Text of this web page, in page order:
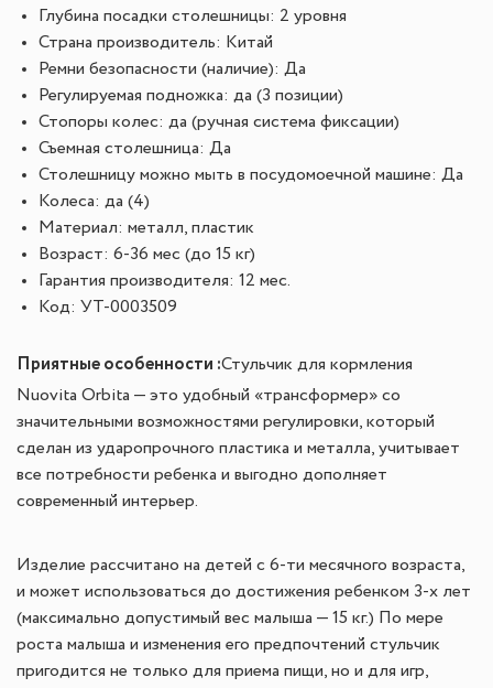
Глубина посадки столешницы: 2 уровня
Страна производитель: Китай
Ремни безопасности (наличие): Да
Регулируемая подножка: да (3 позиции)
Стопоры колес: да (ручная система фиксации)
Съемная столешница: Да
Столешницу можно мыть в посудомоечной машине: Да
Колеса: да (4)
Материал: металл, пластик
Возраст: 6-36 мес (до 15 кг)
Гарантия производителя: 12 мес.
Код: УТ-0003509
Приятные особенности :Стульчик для кормления
Nuovita Orbita — это удобный «трансформер» со
значительными возможностями регулировки, который
сделан из ударопрочного пластика и металла, учитывает
все потребности ребенка и выгодно дополняет
современный интерьер.
Изделие рассчитано на детей с 6-ти месячного возраста,
и может использоваться до достижения ребенком 3-х лет
(максимально допустимый вес малыша — 15 кг.) По мере
роста малыша и изменения его предпочтений стульчик
пригодится не только для приема пищи, но и для игр,